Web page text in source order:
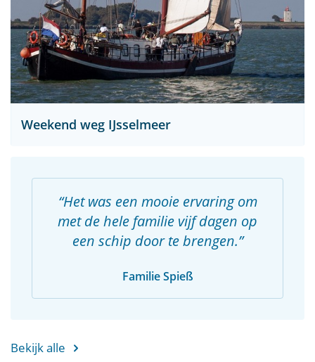
Weekend weg IJsselmeer
Het was een mooie ervaring om
met de hele familie vijf dagen op
een schip door te brengen.
Familie Spieß
Bekijk alle